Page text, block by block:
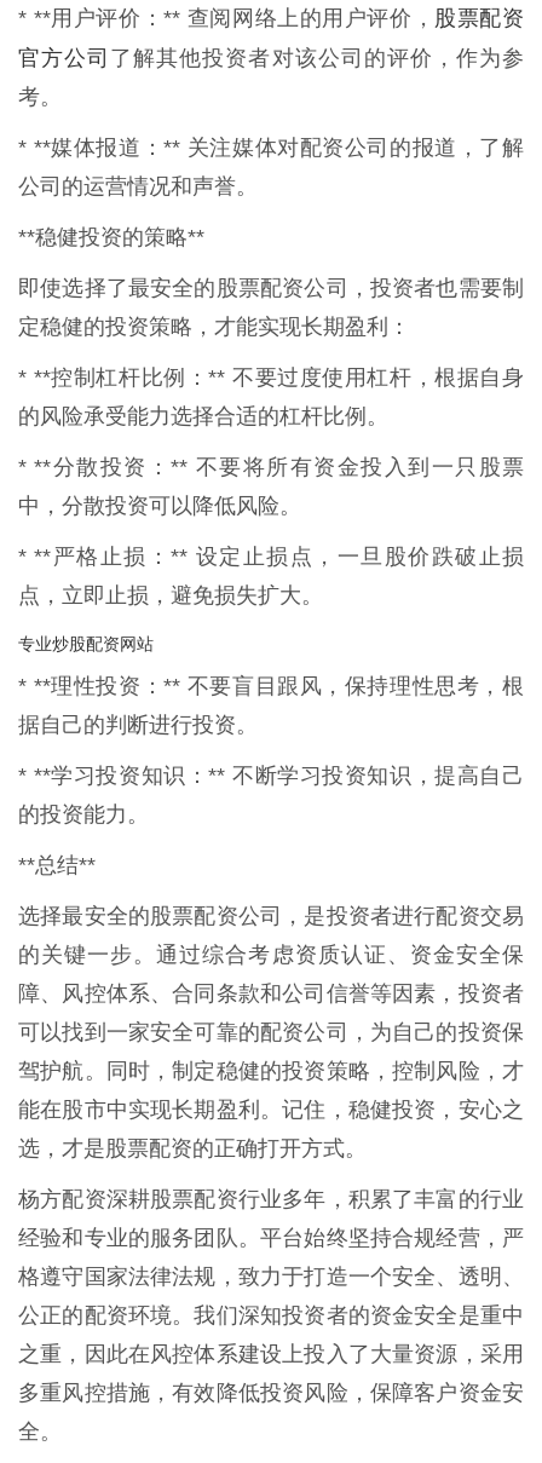
* **用户评价：** 查阅网络上的用户评价， 股票配资
官方公司 了解其他投资者对该公司的评价，作为参
考。
* **媒体报道：** 关注媒体对配资公司的报道，了解
公司的运营情况和声誉。
**稳健投资的策略**
即使选择了最安全的股票配资公司，投资者也需要制
定稳健的投资策略，才能实现长期盈利：
* **控制杠杆比例：** 不要过度使用杠杆，根据自身
的风险承受能力选择合适的杠杆比例。
* **分散投资：** 不要将所有资金投入到一只股票
中，分散投资可以降低风险。
* **严格止损：** 设定止损点，一旦股价跌破止损
点，立即止损，避免损失扩大。
专业炒股配资网站
* **理性投资：** 不要盲目跟风，保持理性思考，根
据自己的判断进行投资。
* **学习投资知识：** 不断学习投资知识，提高自己
的投资能力。
**总结**
选择最安全的股票配资公司，是投资者进行配资交易
的关键一步。通过综合考虑资质认证、资金安全保
障、风控体系、合同条款和公司信誉等因素，投资者
可以找到一家安全可靠的配资公司，为自己的投资保
驾护航。同时，制定稳健的投资策略，控制风险，才
能在股市中实现长期盈利。记住，稳健投资，安心之
选，才是股票配资的正确打开方式。
杨方配资深耕股票配资行业多年，积累了丰富的行业
经验和专业的服务团队。平台始终坚持合规经营，严
格遵守国家法律法规，致力于打造一个安全、透明、
公正的配资环境。我们深知投资者的资金安全是重中
之重，因此在风控体系建设上投入了大量资源，采用
多重风控措施，有效降低投资风险，保障客户资金安
全。